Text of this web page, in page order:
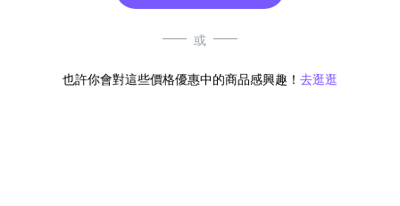
或
也許你會對這些價格優惠中的商品感興趣！ 去逛逛